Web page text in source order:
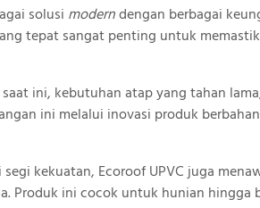
solusi moderndengan berbagai
tepat sangat penting untuk
ini, kebutuhan atap yang tahan
ini melalui inovasi produk
kekuatan, Ecoroof UPVC juga
Produk ini cocok untuk hunian hingga